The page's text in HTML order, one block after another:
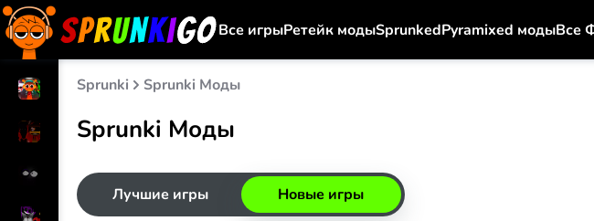
Все игрыРетейк модыSprunkedPyramixed модыВсе
Sprunki Sprunki Моды
Sprunki Моды
Лучшие игры Новые игры